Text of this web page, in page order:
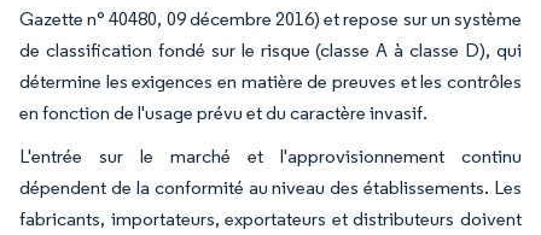
Gazette n° 40480, 09 décembre 2016) et repose sur un système
de classification fondé sur le risque (classe A à classe D), qui
détermine les exigences en matière de preuves et les contrôles
en fonction de l'usage prévu et du caractère invasif.
L'entrée sur le marché et l'approvisionnement continu
dépendent de la conformité au niveau des établissements. Les
fabricants, importateurs, exportateurs et distributeurs doivent